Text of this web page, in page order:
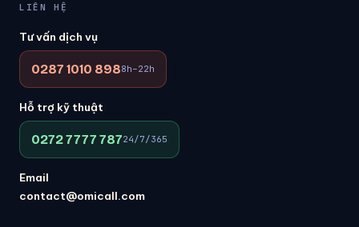
LIÊN HỆ
Tư vấn dịch vụ
0287 1010 8988h–22h
Hỗ trợ kỹ thuật
0272 7777 78724/7/365
Email
contact@omicall.com